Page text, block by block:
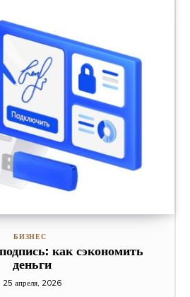
БИЗНЕС
как сэкономить
деньги
25 апреля, 2026